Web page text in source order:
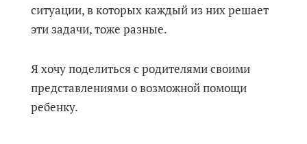
ситуации, в которых каждый из них решает
эти задачи, тоже разные.
Я хочу поделиться с родителями своими
представлениями о возможной помощи
ребенку.